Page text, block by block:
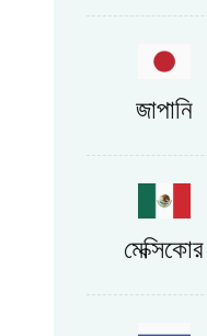
জাপানি
মেক্সিকোর